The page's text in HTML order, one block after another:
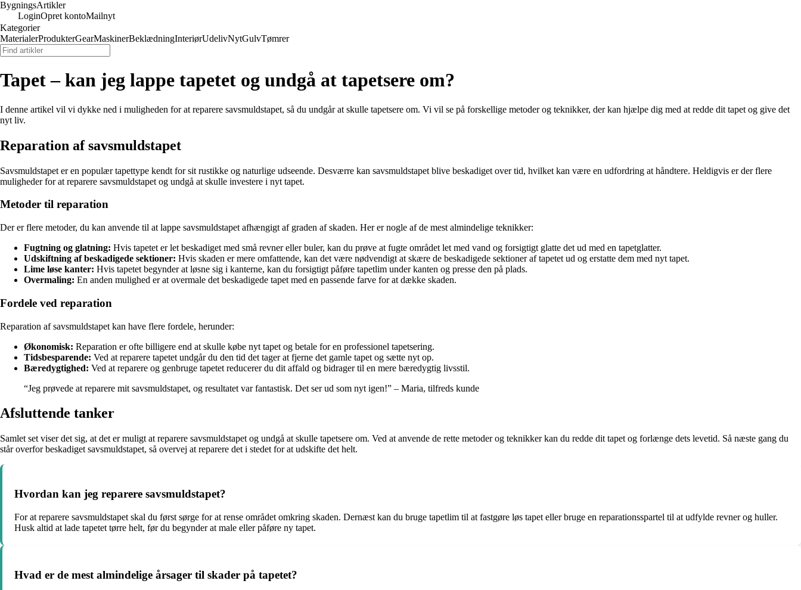
BygningsArtikler
LoginOpret kontoMailnyt
Kategorier
MaterialerProdukterGearMaskinerBeklædningInteriørUdelivNytGulvTømrer
Tapet – kan jeg lappe tapetet og undgå at tapetsere om?
I denne artikel vil vi dykke ned i muligheden for at reparere savsmuldstapet, så du undgår at skulle tapetsere om. Vi vil se på forskellige metoder og teknikker, der kan hjælpe dig med at redde dit tapet og give det
nyt liv.
Reparation af savsmuldstapet
Savsmuldstapet er en populær tapettype kendt for sit rustikke og naturlige udseende. Desværre kan savsmuldstapet blive beskadiget over tid, hvilket kan være en udfordring at håndtere. Heldigvis er der flere
muligheder for at reparere savsmuldstapet og undgå at skulle investere i nyt tapet.
Metoder til reparation
Der er flere metoder, du kan anvende til at lappe savsmuldstapet afhængigt af graden af skaden. Her er nogle af de mest almindelige teknikker:
Fugtning og glatning: Hvis tapetet er let beskadiget med små revner eller buler, kan du prøve at fugte området let med vand og forsigtigt glatte det ud med en tapetglatter.
Udskiftning af beskadigede sektioner: Hvis skaden er mere omfattende, kan det være nødvendigt at skære de beskadigede sektioner af tapetet ud og erstatte dem med nyt tapet.
Lime løse kanter: Hvis tapetet begynder at løsne sig i kanterne, kan du forsigtigt påføre tapetlim under kanten og presse den på plads.
Overmaling: En anden mulighed er at overmale det beskadigede tapet med en passende farve for at dække skaden.
Fordele ved reparation
Reparation af savsmuldstapet kan have flere fordele, herunder:
Økonomisk: Reparation er ofte billigere end at skulle købe nyt tapet og betale for en professionel tapetsering.
Tidsbesparende: Ved at reparere tapetet undgår du den tid det tager at fjerne det gamle tapet og sætte nyt op.
Bæredygtighed: Ved at reparere og genbruge tapetet reducerer du dit affald og bidrager til en mere bæredygtig livsstil.
“Jeg prøvede at reparere mit savsmuldstapet, og resultatet var fantastisk. Det ser ud som nyt igen!” – Maria, tilfreds kunde
Afsluttende tanker
Samlet set viser det sig, at det er muligt at reparere savsmuldstapet og undgå at skulle tapetsere om. Ved at anvende de rette metoder og teknikker kan du redde dit tapet og forlænge dets levetid. Så næste gang du
står overfor beskadiget savsmuldstapet, så overvej at reparere det i stedet for at udskifte det helt.
Hvordan kan jeg reparere savsmuldstapet?
For at reparere savsmuldstapet skal du først sørge for at rense området omkring skaden. Dernæst kan du bruge tapetlim til at fastgøre løs tapet eller bruge en reparationsspartel til at udfylde revner og huller.
Husk altid at lade tapetet tørre helt, før du begynder at male eller påføre ny tapet.
Hvad er de mest almindelige årsager til skader på tapetet?